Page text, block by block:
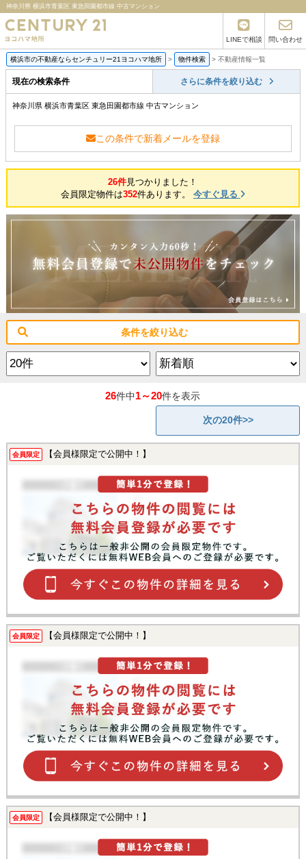
神奈川県 横浜市青葉区 東急田園都市線 中古マンション
LINEで相談 問い合わせ
横浜市の不動産ならセンチュリー21ヨコハマ地所 > 物件検索 > 不動産情報一覧
現在の検索条件 さらに条件を絞り込む
神奈川県 横浜市青葉区 東急田園都市線 中古マンション
この条件で新着メールを登録
26件見つかりました！
会員限定物件は352件あります。 今すぐ見る
条件を絞り込む
26件中1～20件を表示
次の20件>>
会員限定 【会員様限定で公開中！】
会員限定 【会員様限定で公開中！】
会員限定 【会員様限定で公開中！】